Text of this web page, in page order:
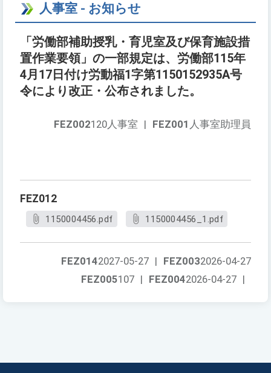
人事室 - お知らせ
「労働部補助授乳・育児室及び保育施設措
置作業要領」の一部規定は、労働部115年
4月17日付け労動福1字第1150152935A号
令により改正・公布されました。
FEZ001 人事室助理員
FEZ002120人事室 |
FEZ012
1150004456.pdf 1150004456_1.pdf
FEZ0032026-04-27
FEZ0142027-05-27 |
FEZ0042026-04-27 |
FEZ005107 |